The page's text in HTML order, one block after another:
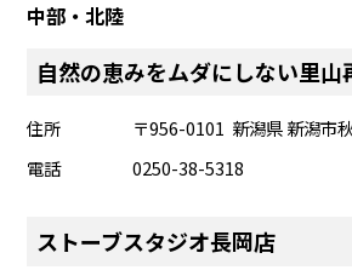
中部・北陸
自然の恵みをムダにしない里山
住所
〒956-0101 新潟県 新潟市
電話
0250-38-5318
ストーブスタジオ長岡店